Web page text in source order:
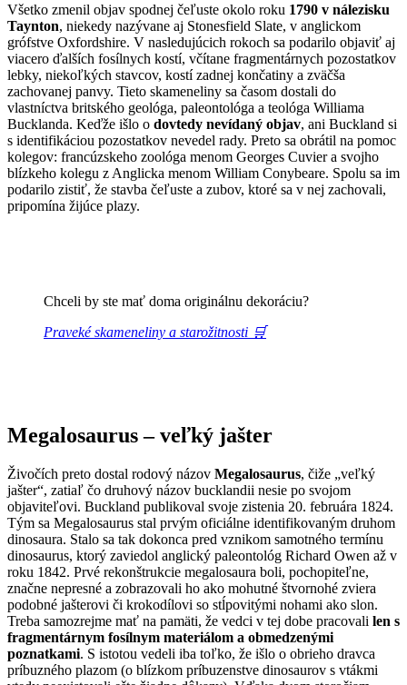
Všetko zmenil objav spodnej čeľuste okolo roku 1790 v nálezisku
Taynton, niekedy nazývane aj Stonesfield Slate, v anglickom
grófstve Oxfordshire. V nasledujúcich rokoch sa podarilo objaviť aj
viacero ďalších fosílnych kostí, včítane fragmentárnych pozostatkov
lebky, niekoľkých stavcov, kostí zadnej končatiny a zväčša
zachovanej panvy. Tieto skameneliny sa časom dostali do
vlastníctva britského geológa, paleontológa a teológa Williama
Bucklanda. Keďže išlo o dovtedy nevídaný objav, ani Buckland si
s identifikáciou pozostatkov nevedel rady. Preto sa obrátil na pomoc
kolegov: francúzskeho zoológa menom Georges Cuvier a svojho
blízkeho kolegu z Anglicka menom William Conybeare. Spolu sa im
podarilo zistiť, že stavba čeľuste a zubov, ktoré sa v nej zachovali,
pripomína žijúce plazy.
Chceli by ste mať doma originálnu dekoráciu?
Praveké skameneliny a starožitnosti 🛒
Megalosaurus – veľký jašter
Živočích preto dostal rodový názov Megalosaurus, čiže „veľký
jašter“, zatiaľ čo druhový názov bucklandii nesie po svojom
objaviteľovi. Buckland publikoval svoje zistenia 20. februára 1824.
Tým sa Megalosaurus stal prvým oficiálne identifikovaným druhom
dinosaura. Stalo sa tak dokonca pred vznikom samotného termínu
dinosaurus, ktorý zaviedol anglický paleontológ Richard Owen až v
roku 1842. Prvé rekonštrukcie megalosaura boli, pochopiteľne,
značne nepresné a zobrazovali ho ako mohutné štvornohé zviera
podobné jašterovi či krokodílovi so stĺpovitými nohami ako slon.
Treba samozrejme mať na pamäti, že vedci v tej dobe pracovali len s
fragmentárnym fosílnym materiálom a obmedzenými
poznatkami. S istotou vedeli iba toľko, že išlo o obrieho dravca
príbuzného plazom (o blízkom príbuzenstve dinosaurov s vtákmi